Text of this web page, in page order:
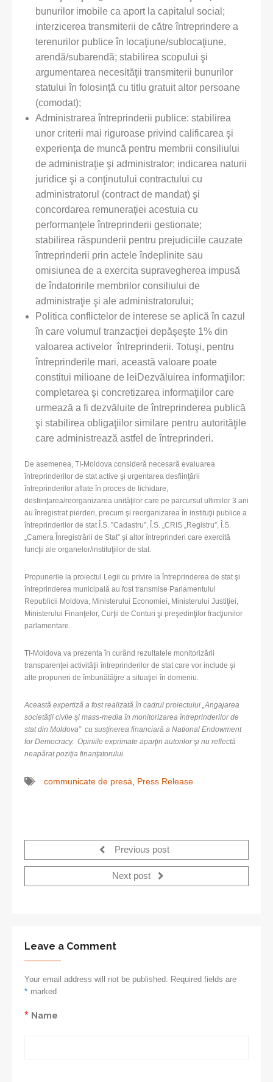
bunurilor imobile ca aport la capitalul social;
interzicerea transmiterii de către întreprindere a
terenurilor publice în locaţiune/sublocaţiune,
arendă/subarendă; stabilirea scopului şi
argumentarea necesităţii transmiterii bunurilor
statului în folosinţă cu titlu gratuit altor persoane
(comodat);
Administrarea întreprinderii publice: stabilirea
unor criterii mai riguroase privind calificarea şi
experienţa de muncă pentru membrii consiliului
de administraţie şi administrator; indicarea naturii
juridice şi a conţinutului contractului cu
administratorul (contract de mandat) şi
concordarea remuneraţiei acestuia cu
performanţele întreprinderii gestionate;
stabilirea răspunderii pentru prejudiciile cauzate
întreprinderii prin actele îndeplinite sau
omisiunea de a exercita supravegherea impusă
de îndatoririle membrilor consiliului de
administraţie şi ale administratorului;
Politica conflictelor de interese se aplică în cazul
în care volumul tranzacţiei depăşeşte 1% din
valoarea activelor întreprinderii. Totuşi, pentru
întreprinderile mari, această valoare poate
constitui milioane de leiDezvăluirea informaţiilor:
completarea şi concretizarea informaţiilor care
urmează a fi dezvăluite de întreprinderea publică
şi stabilirea obligaţiilor similare pentru autorităţile
care administrează astfel de întreprinderi.
De asemenea, TI-Moldova consideră necesară evaluarea
întreprinderilor de stat active şi urgentarea desfiinţării
întreprinderilor aflate în proces de lichidare,
desfiinţarea/reorganizarea unităţilor care pe parcursul ultimilor 3 ani
au înregistrat pierderi, precum şi reorganizarea în instituţii publice a
întreprinderilor de stat Î.S. ”Cadastru”, Î.S. „CRIS „Registru”, Î.S.
„Camera Înregistrării de Stat” şi altor întreprinderi care exercită
funcţii ale organelor/instituţiilor de stat.
Propunerile la proiectul Legii cu privire la întreprinderea de stat şi
întreprinderea municipală au fost transmise Parlamentului
Republicii Moldova, Ministerului Economiei, Ministerului Justiţiei,
Ministerului Finanţelor, Curţii de Conturi şi preşedinţilor fracţiunilor
parlamentare.
TI-Moldova va prezenta în curând rezultatele monitorizării
transparenţei activităţii întreprinderilor de stat care vor include şi
alte propuneri de îmbunătăţire a situaţiei în domeniu.
Această expertiză a fost realizată în cadrul proiectului „Angajarea
societăţii civile şi mass-media în monitorizarea întreprinderilor de
stat din Moldova” cu susţinerea financiară a National Endowment
for Democracy. Opiniile exprimate aparţin autorilor şi nu reflectă
neapărat poziţia finanţatorului.
communicate de presa, Press Release
Previous post
Next post
Leave a Comment
Your email address will not be published. Required fields are
marked
*
Name
*